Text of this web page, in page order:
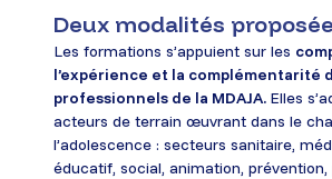
Deux modalités
Les formations s’appuient sur les
l’expérience et la complémentarité
professionnels de la MDAJA. Elles
acteurs de terrain œuvrant dans le
l’adolescence : secteurs sanitaire,
éducatif, social, animation,